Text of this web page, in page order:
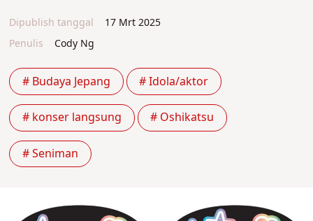
Dipublish tanggal
17 Mrt 2025
Penulis
Cody Ng
# Budaya Jepang # Idola/aktor
# konser langsung # Oshikatsu
# Seniman